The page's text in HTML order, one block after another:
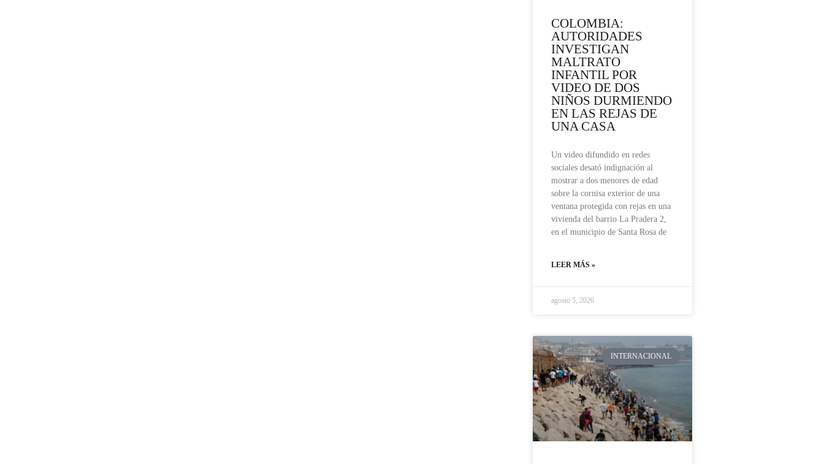
COLOMBIA:
AUTORIDADES
INVESTIGAN
MALTRATO
INFANTIL POR
VIDEO DE DOS
NIÑOS DURMIENDO
EN LAS REJAS DE
UNA CASA
Un video difundido en redes
sociales desató indignación al
mostrar a dos menores de edad
sobre la cornisa exterior de una
ventana protegida con rejas en una
vivienda del barrio La Pradera 2,
en el municipio de Santa Rosa de
LEER MÁS »
agosto 5, 2026
INTERNACIONAL